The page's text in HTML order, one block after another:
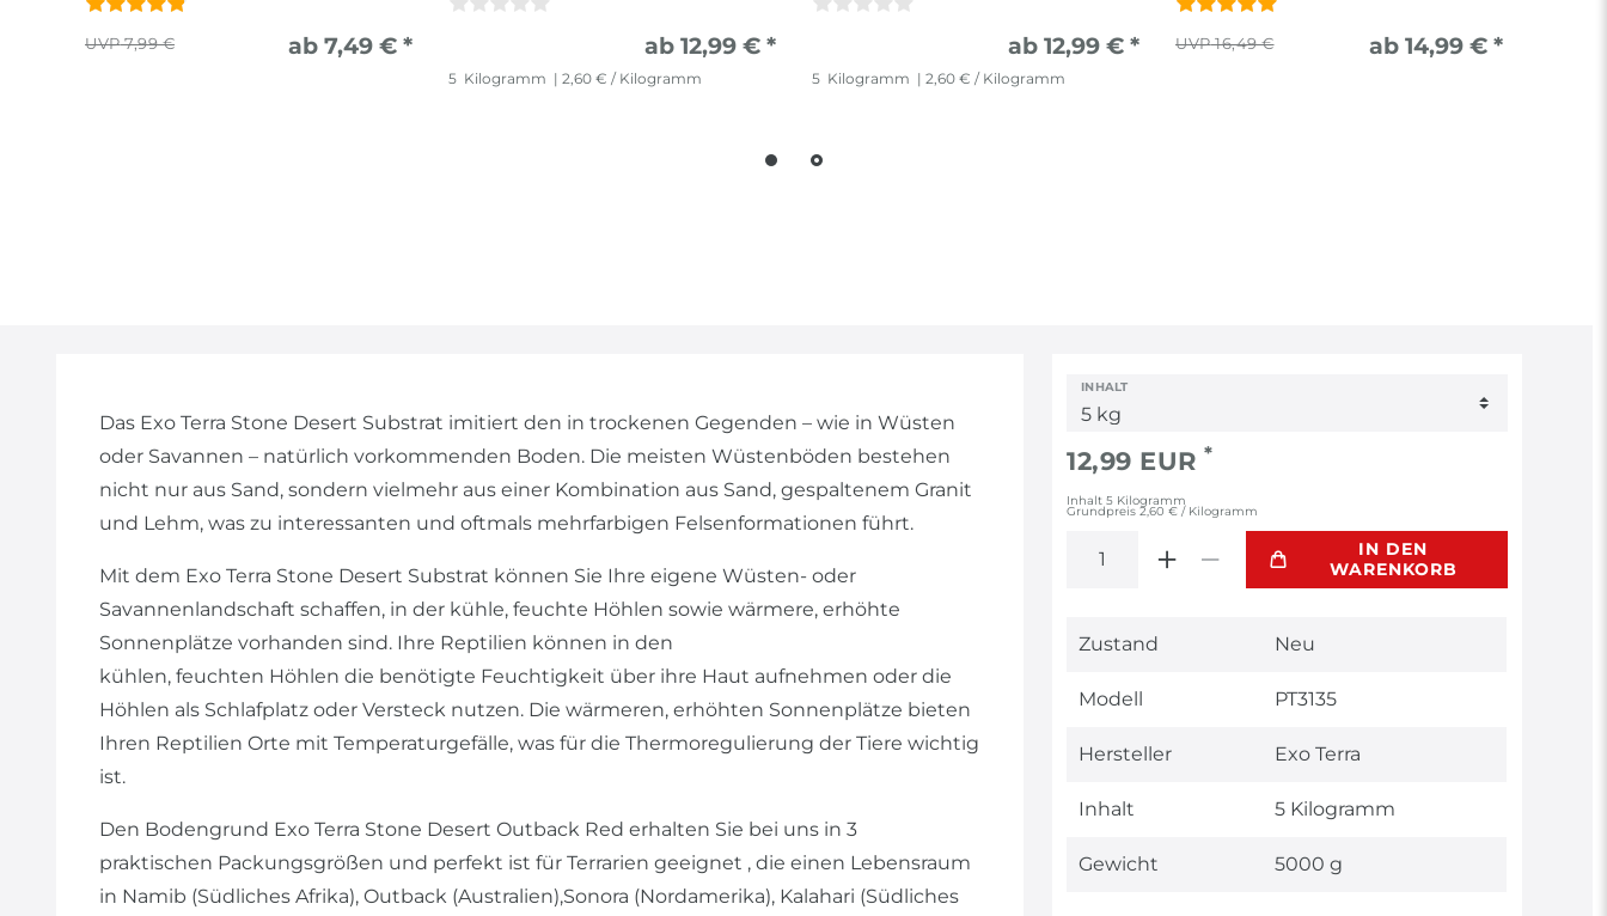
7,99 € ab 7,49 € * ab 12,99 € *
5 Kilogramm | 2,60 € / Kilogramm
ab 12,99 € *
5 Kilogramm | 2,60 € / Kilogramm
16,49 € ab 14,99 € *
Das Exo Terra Stone Desert Substrat imitiert den in trockenen Gegenden – wie in Wüsten
oder Savannen – natürlich vorkommenden Boden. Die meisten Wüstenböden bestehen
nicht nur aus Sand, sondern vielmehr aus einer Kombination aus Sand, gespaltenem Granit
und Lehm, was zu interessanten und oftmals mehrfarbigen Felsenformationen führt.
Mit dem Exo Terra Stone Desert Substrat können Sie Ihre eigene Wüsten- oder
Savannenlandschaft schaffen, in der kühle, feuchte Höhlen sowie wärmere, erhöhte
Sonnenplätze vorhanden sind. Ihre Reptilien können in den
kühlen, feuchten Höhlen die benötigte Feuchtigkeit über ihre Haut aufnehmen oder die
Höhlen als Schlafplatz oder Versteck nutzen. Die wärmeren, erhöhten Sonnenplätze bieten
Ihren Reptilien Orte mit Temperaturgefälle, was für die Thermoregulierung der Tiere wichtig
ist.
Den Bodengrund Exo Terra Stone Desert Outback Red erhalten Sie bei uns in 3
praktischen Packungsgrößen und perfekt ist für Terrarien geeignet , die einen Lebensraum
in Namib (Südliches Afrika), Outback (Australien),Sonora (Nordamerika), Kalahari (Südliches
INHALT
12,99 EUR*
Inhalt5 Kilogramm
Grundpreis2,60 € / Kilogramm
IN DEN
WARENKORB
Technisches
Wert
Zustand Neu
Modell PT3135
Hersteller Exo Terra
Inhalt 5 Kilogramm
Gewicht 5000 g